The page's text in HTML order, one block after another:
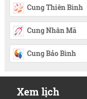
Cung Thiên Bình
Cung Nhân Mã
Cung Bảo Bình
Xem lịch